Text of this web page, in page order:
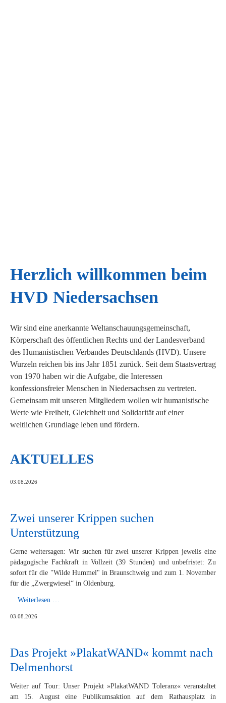
Herzlich willkommen beim
HVD Niedersachsen
Wir sind eine anerkannte Weltanschauungsgemeinschaft,
Körperschaft des öffentlichen Rechts und der Landesverband
des Humanistischen Verbandes Deutschlands (HVD). Unsere
Wurzeln reichen bis ins Jahr 1851 zurück. Seit dem Staatsvertrag
von 1970 haben wir die Aufgabe, die Interessen
konfessionsfreier Menschen in Niedersachsen zu vertreten.
Gemeinsam mit unseren Mitgliedern wollen wir humanistische
Werte wie Freiheit, Gleichheit und Solidarität auf einer
weltlichen Grundlage leben und fördern.
AKTUELLES
03.08.2026
Zwei unserer Krippen suchen
Unterstützung
Gerne weitersagen: Wir suchen für zwei unserer Krippen jeweils eine
pädagogische Fachkraft in Vollzeit (39 Stunden) und unbefristet: Zu
sofort für die "Wilde Hummel" in Braunschweig und zum 1. November
für die „Zwergwiesel“ in Oldenburg.
Weiterlesen …
03.08.2026
Das Projekt »PlakatWAND« kommt nach
Delmenhorst
Weiter auf Tour: Unser Projekt »PlakatWAND Toleranz« veranstaltet
am 15. August eine Publikumsaktion auf dem Rathausplatz in